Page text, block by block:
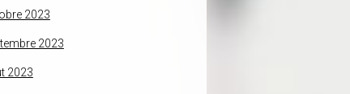
2023
2023
2023